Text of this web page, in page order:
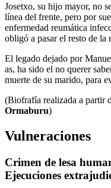
Josetxo, su hijo mayor, no
línea del frente, pero por
enfermedad reumática
obligó a pasar el resto de
El legado dejado por
as, ha sido el no querer
muerte de su marido, para
(Biofrafía realizada a partir
Ormaburu)
Vulneraciones
Crimen de lesa
Ejecuciones